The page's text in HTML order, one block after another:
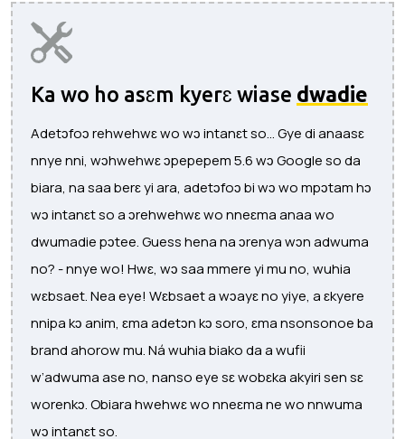
Ka wo ho asɛm kyerɛ wiase dwadie
Adetɔfoɔ rehwehwɛ wo wɔ intanɛt so... Gye di anaasɛ
nnye nni, wɔhwehwɛ ɔpepepem 5.6 wɔ Google so da
biara, na saa berɛ yi ara, adetɔfoɔ bi wɔ wo mpɔtam hɔ
wɔ intanɛt so a ɔrehwehwɛ wo nneɛma anaa wo
dwumadie pɔtee. Guess hena na ɔrenya wɔn adwuma
no? - nnye wo! Hwɛ, wɔ saa mmere yi mu no, wuhia
wɛbsaet. Nea eye! Wɛbsaet a wɔayɛ no yiye, a ɛkyere
nnipa kɔ anim, ɛma adetɔn kɔ soro, ɛma nsonsonoe ba
brand ahorow mu. Ná wuhia biako da a wufii
w’adwuma ase no, nanso eye sɛ wobɛka akyiri sen sɛ
worenkɔ. Obiara hwehwɛ wo nneɛma ne wo nnwuma
wɔ intanɛt so.